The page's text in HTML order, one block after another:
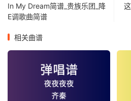
In My Dream简谱_贵族乐团_降
E调歌曲简谱
相关曲谱